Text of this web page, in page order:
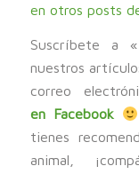
en otros posts
Suscríbete a
nuestros
correo
en Facebook
tienes
animal,